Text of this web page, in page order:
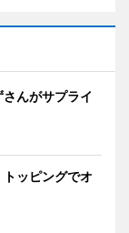
んがサプライ
ッピングでオ